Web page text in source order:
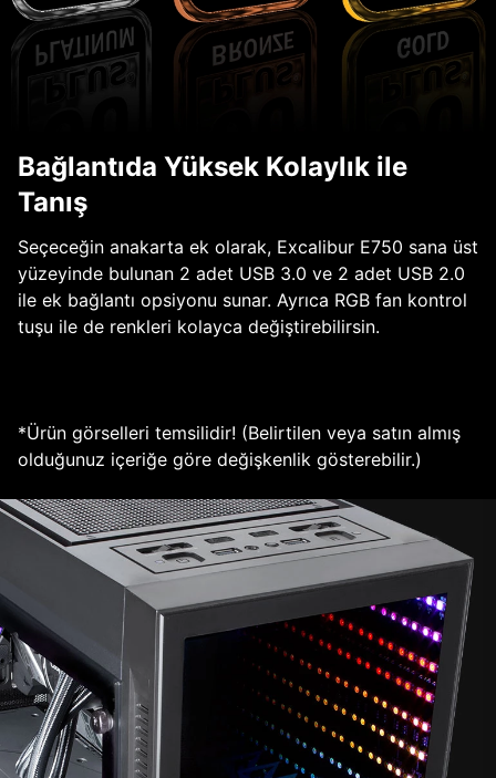
Bağlantıda Yüksek Kolaylık ile
Tanış
Seçeceğin anakarta ek olarak, Excalibur E750 sana üst
yüzeyinde bulunan 2 adet USB 3.0 ve 2 adet USB 2.0
ile ek bağlantı opsiyonu sunar. Ayrıca RGB fan kontrol
tuşu ile de renkleri kolayca değiştirebilirsin.
*Ürün görselleri temsilidir! (Belirtilen veya satın almış
olduğunuz içeriğe göre değişkenlik gösterebilir.)